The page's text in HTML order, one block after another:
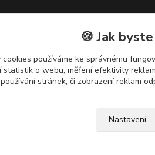
🍪 Jak
cookies používáme ke správnému
statistik o webu, měření efektivity
stránek, či zobrazení reklam
Nastavení